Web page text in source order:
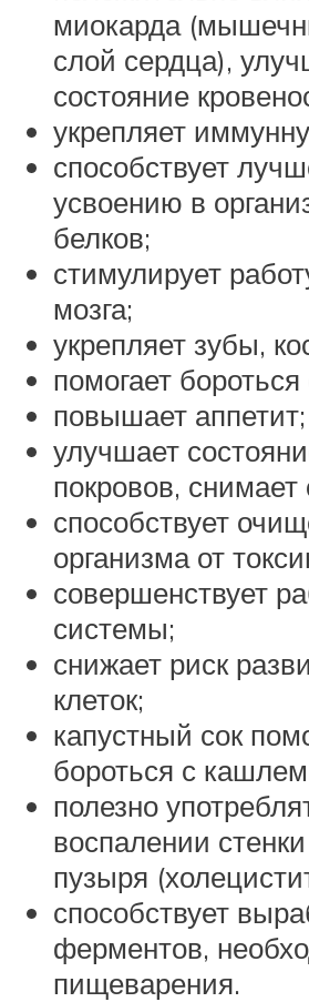
миокарда
слой сердца),
состояние
укрепляет
способствует
усвоению в
белков;
стимулирует
мозга;
укрепляет зубы,
помогает
повышает аппетит;
улучшает
покровов, снимает
способствует
организма от
совершенствует
системы;
снижает риск
клеток;
капустный сок
бороться с
полезно
воспалении
пузыря
способствует
ферментов,
пищеварения.